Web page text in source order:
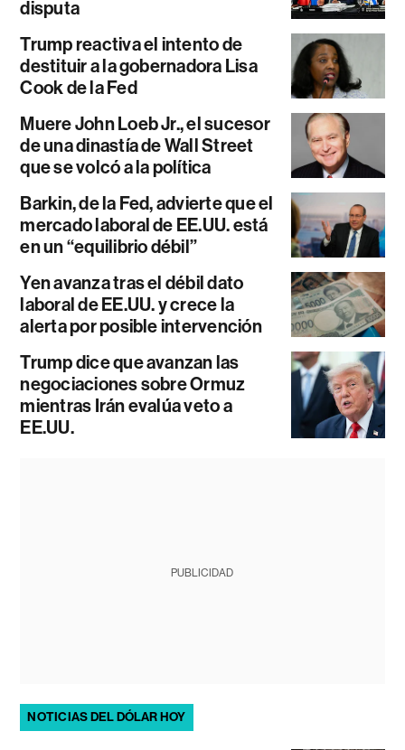
disputa
Trump reactiva el intento de
destituir a la gobernadora Lisa
Cook de la Fed
Muere John Loeb Jr., el sucesor
de una dinastía de Wall Street
que se volcó a la política
Barkin, de la Fed, advierte que el
mercado laboral de EE.UU. está
en un “equilibrio débil”
Yen avanza tras el débil dato
laboral de EE.UU. y crece la
alerta por posible intervención
Trump dice que avanzan las
negociaciones sobre Ormuz
mientras Irán evalúa veto a
EE.UU.
PUBLICIDAD
NOTICIAS DEL DÓLAR HOY